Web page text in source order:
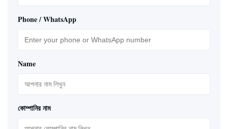
Phone / WhatsApp
Name
কোম্পানির নাম